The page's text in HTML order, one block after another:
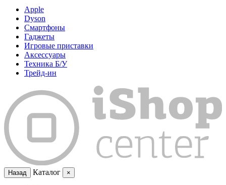
Apple
Dyson
Смартфоны
Гаджеты
Игровые приставки
Аксессуары
Техника Б/У
Трейд-ин
Назад Каталог ×